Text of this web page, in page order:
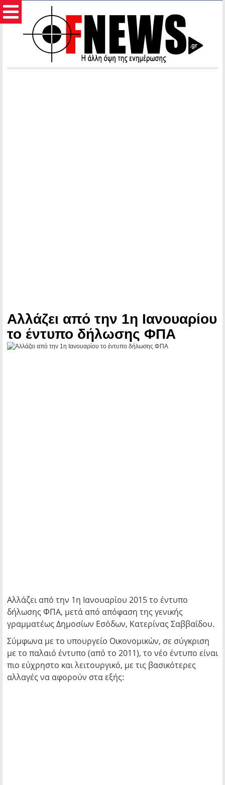
Αλλάζει από την 1η Ιανουαρίου
το έντυπο δήλωσης ΦΠΑ
Αλλάζει από την 1η Ιανουαρίου 2015 το έντυπο
δήλωσης ΦΠΑ, μετά από απόφαση της γενικής
γραμματέως Δημοσίων Εσόδων, Κατερίνας Σαββαΐδου.
Σύμφωνα με το υπουργείο Οικονομικών, σε σύγκριση
με το παλαιό έντυπο (από το 2011), το νέο έντυπο είναι
πιο εύχρηστο και λειτουργικό, με τις βασικότερες
αλλαγές να αφορούν στα εξής: